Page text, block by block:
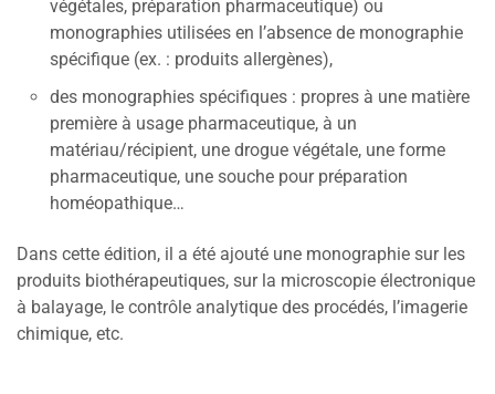
végétales, préparation pharmaceutique) ou
monographies utilisées en l’absence de monographie
spécifique (ex. : produits allergènes),
des monographies spécifiques : propres à une matière
première à usage pharmaceutique, à un
matériau/récipient, une drogue végétale, une forme
pharmaceutique, une souche pour préparation
homéopathique…
Dans cette édition, il a été ajouté une monographie sur les
produits biothérapeutiques, sur la microscopie électronique
à balayage, le contrôle analytique des procédés, l’imagerie
chimique, etc.